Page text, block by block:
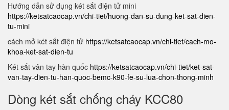
Hướng dẫn sử dụng két sắt điện tử mini
https://ketsatcaocap.vn/chi-tiet/huong-dan-su-dung-ket-sat-dien-
tu-mini
cách mở két sắt điện tử https://ketsatcaocap.vn/chi-tiet/cach-mo-
khoa-ket-sat-dien-tu
Két sắt vân tay hàn quốc https://ketsatcaocap.vn/chi-tiet/ket-sat-
van-tay-dien-tu-han-quoc-bemc-k90-fe-su-lua-chon-thong-minh
Dòng két sắt chống cháy KCC80